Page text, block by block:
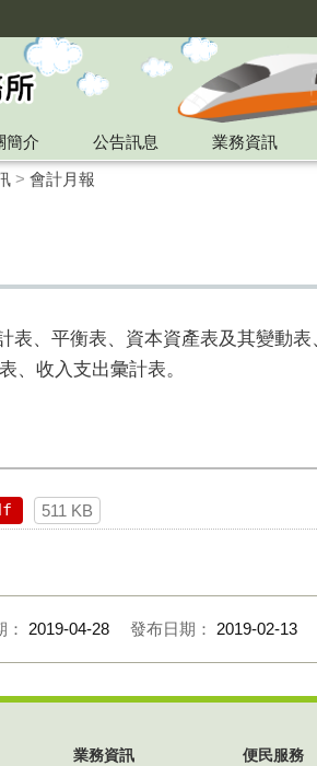
簡介 公告訊息 業務資訊
> 會計月報
表、平衡表、資本資產表及其變動
、收入支出彙計表。
511 KB
： 2019-04-28 發布日期： 2019-02-13
業務資訊 便民服務